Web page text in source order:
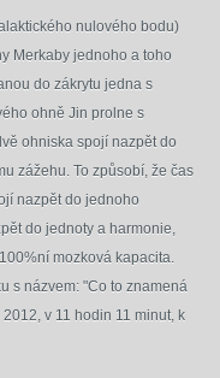
nulového bodu)
Merkaby jednoho a toho
do zákrytu jedna s
ohně Jin prolne s
ohniska spojí nazpět do
zážehu. To způsobí, že čas
nazpět do jednoho
do jednoty a harmonie,
mozková kapacita.
s názvem: "Co to znamená
v 11 hodin 11 minut, k